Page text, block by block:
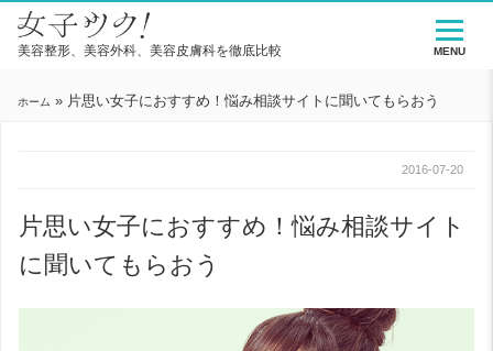
美容整形、美容外科、美容皮膚科を徹底比較
ホーム » 片思い女子におすすめ！悩み相談サイトに聞いてもらおう
2016-07-20
片思い女子におすすめ！悩み相談サイト
に聞いてもらおう
MENU